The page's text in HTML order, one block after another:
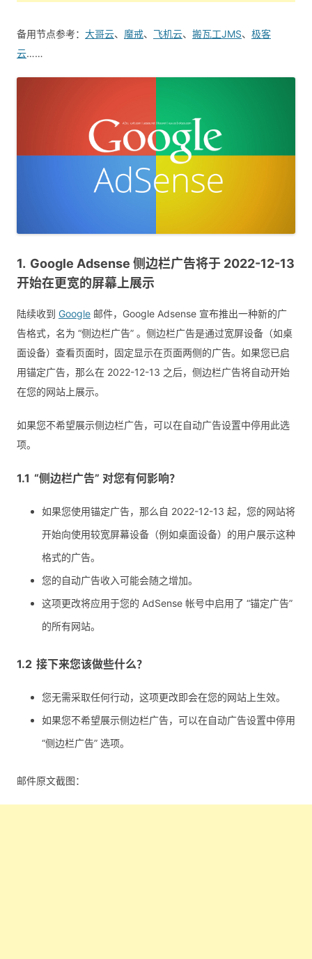
备用节点参考： 大哥云、 魔戒、 飞机云、 搬瓦工JMS、 极客
云……
Google Adsense 侧边栏广告将于 2022-12-13
开始在更宽的屏幕上展示
陆续收到 Google 邮件，Google Adsense 宣布推出一种新的广
告格式，名为 “侧边栏广告” 。侧边栏广告是通过宽屏设备（如桌
面设备）查看页面时，固定显示在页面两侧的广告。如果您已启
用锚定广告，那么在 2022-12-13 之后，侧边栏广告将自动开始
在您的网站上展示。
如果您不希望展示侧边栏广告，可以在自动广告设置中停用此选
项。
“侧边栏广告” 对您有何影响？
如果您使用锚定广告，那么自 2022-12-13 起，您的网站将
开始向使用较宽屏幕设备（例如桌面设备）的用户展示这种
格式的广告。
您的自动广告收入可能会随之增加。
这项更改将应用于您的 AdSense 帐号中启用了 “锚定广告”
的所有网站。
接下来您该做些什么？
您无需采取任何行动，这项更改即会在您的网站上生效。
如果您不希望展示侧边栏广告，可以在自动广告设置中停用
“侧边栏广告” 选项。
邮件原文截图：